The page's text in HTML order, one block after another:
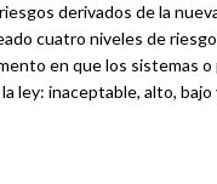
derivados de la
cuatro niveles de
en que los sistemas
ley: inaceptable, alto, bajo